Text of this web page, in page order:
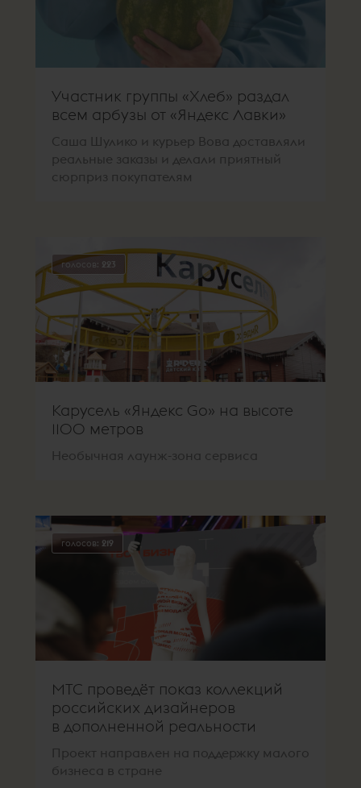
Участник группы «Хлеб» раздал
всем арбузы от «Яндекс Лавки»
Саша Шулико и курьер Вова доставляли
реальные заказы и делали приятный
сюрприз покупателям
голосов: 223
Карусель «Яндекс Go» на высоте
1100 метров
Необычная лаунж-зона сервиса
голосов: 219
МТС проведёт показ коллекций
российских дизайнеров
в дополненной реальности
Проект направлен на поддержку малого
бизнеса в стране